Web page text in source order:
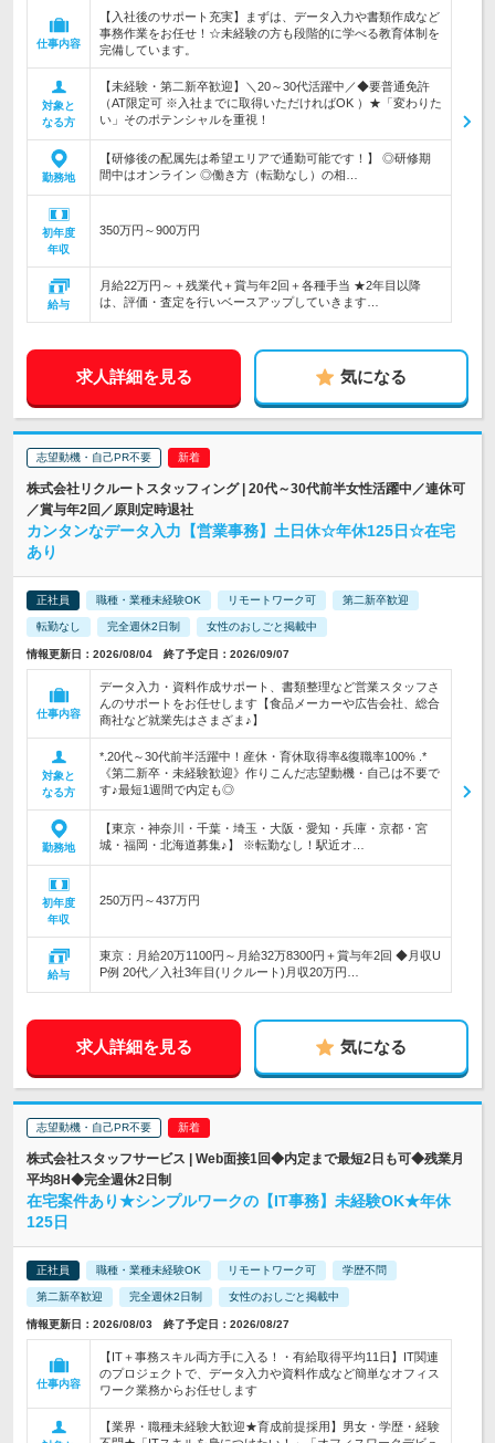
仕事内容
【入社後のサポート充実】まずは、データ入力や書類作成など
事務作業をお任せ！☆未経験の方も段階的に学べる教育体制を
完備しています。
対象と
なる方
【未経験・第二新卒歓迎】＼20～30代活躍中／◆要普通免許
（AT限定可 ※入社までに取得いただければOK ）★「変わりた
い」そのポテンシャルを重視！
勤務地
【研修後の配属先は希望エリアで通勤可能です！】 ◎研修期
間中はオンライン ◎働き方（転勤なし）の相…
初年度
年収
350万円～900万円
給与
月給22万円～＋残業代＋賞与年2回＋各種手当 ★2年目以降
は、評価・査定を行いベースアップしていきます…
求人詳細を見る 気になる
志望動機・自己PR不要
株式会社リクルートスタッフィング | 20代～30代前半女性活躍中／連休可
／賞与年2回／原則定時退社
カンタンなデータ入力【営業事務】土日休☆年休125日☆在宅
あり
正社員 職種・業種未経験OK リモートワーク可 第二新卒歓迎
転勤なし 完全週休2日制 女性のおしごと掲載中
情報更新日：2026/08/04 終了予定日：2026/09/07
仕事内容
データ入力・資料作成サポート、書類整理など営業スタッフさ
んのサポートをお任せします【食品メーカーや広告会社、総合
商社など就業先はさまざま♪】
対象と
なる方
*.20代～30代前半活躍中！産休・育休取得率&復職率100% .*
《第二新卒・未経験歓迎》作りこんだ志望動機・自己は不要で
す♪最短1週間で内定も◎
勤務地
【東京・神奈川・千葉・埼玉・大阪・愛知・兵庫・京都・宮
城・福岡・北海道募集♪】 ※転勤なし！駅近オ…
初年度
年収
250万円～437万円
給与
東京：月給20万1100円～月給32万8300円＋賞与年2回 ◆月収U
P例 20代／入社3年目(リクルート)月収20万円…
求人詳細を見る 気になる
志望動機・自己PR不要
株式会社スタッフサービス | Web面接1回◆内定まで最短2日も可◆残業月
平均8H◆完全週休2日制
在宅案件あり★シンプルワークの【IT事務】未経験OK★年休
125日
正社員 職種・業種未経験OK リモートワーク可 学歴不問
第二新卒歓迎 完全週休2日制 女性のおしごと掲載中
情報更新日：2026/08/03 終了予定日：2026/08/27
仕事内容
【IT＋事務スキル両方手に入る！・有給取得平均11日】IT関連
のプロジェクトで、データ入力や資料作成など簡単なオフィス
ワーク業務からお任せします
【業界・職種未経験大歓迎★育成前提採用】男女・学歴・経験